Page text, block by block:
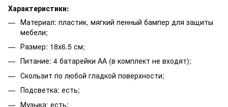
Характеристики:
Материал: пластик, мягкий пенный бампер для защиты
мебели;
Размер: 18х6.5 см;
Питание: 4 батарейки АА (в комплект не входят);
Скользит по любой гладкой поверхности;
Подсветка: есть;
Музыка: есть;